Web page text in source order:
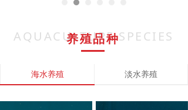
AQUACULTURE SPECIES
养殖品种
海水养殖 淡水养殖